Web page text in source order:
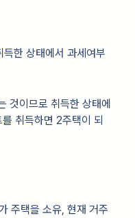
한 상태에서 과세여부
것이므로 취득한 상태에
취득하면 2주택이 되
택을 소유, 현재 거주